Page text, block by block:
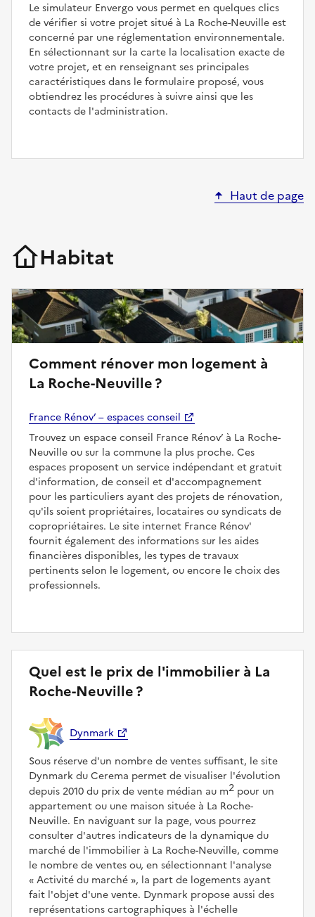
Le simulateur Envergo vous permet en quelques clics
de vérifier si votre projet situé à La Roche-Neuville est
concerné par une réglementation environnementale.
En sélectionnant sur la carte la localisation exacte de
votre projet, et en renseignant ses principales
caractéristiques dans le formulaire proposé, vous
obtiendrez les procédures à suivre ainsi que les
contacts de l'administration.
Haut de page
Habitat
Comment rénover mon logement à
La Roche-Neuville ?
France Rénov’ – espaces conseil
Trouvez un espace conseil France Rénov’ à La Roche-
Neuville ou sur la commune la plus proche. Ces
espaces proposent un service indépendant et gratuit
d'information, de conseil et d'accompagnement
pour les particuliers ayant des projets de rénovation,
qu'ils soient propriétaires, locataires ou syndicats de
copropriétaires. Le site internet France Rénov'
fournit également des informations sur les aides
financières disponibles, les types de travaux
pertinents selon le logement, ou encore le choix des
professionnels.
Quel est le prix de l'immobilier à La
Roche-Neuville ?
Dynmark
Sous réserve d'un nombre de ventes suffisant, le site
Dynmark du Cerema permet de visualiser l'évolution
depuis 2010 du prix de vente médian au m2 pour un
appartement ou une maison située à La Roche-
Neuville. En naviguant sur la page, vous pourrez
consulter d'autres indicateurs de la dynamique du
marché de l'immobilier à La Roche-Neuville, comme
le nombre de ventes ou, en sélectionnant l'analyse
Activité du marché , la part de logements ayant
fait l'objet d'une vente. Dynmark propose aussi des
représentations cartographiques à l'échelle